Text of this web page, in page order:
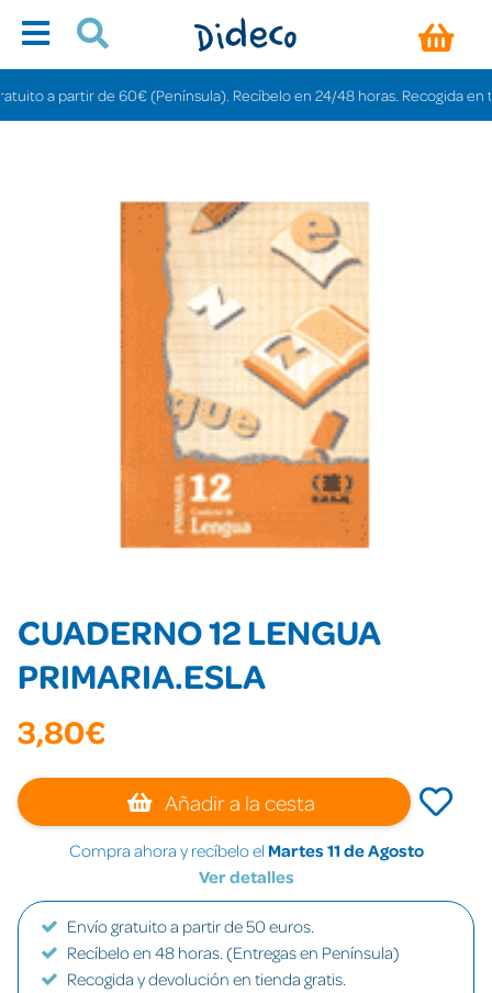
a partir de 60€ (Península). Recíbelo en 24/48 horas. Recogida en
CUADERNO 12 LENGUA
PRIMARIA.ESLA
3,80€
Añadir a la cesta
Compra ahora y recíbelo el Martes 11 de Agosto
Ver detalles
Envío gratuito a partir de 50 euros.
Recíbelo en 48 horas. (Entregas en Península)
Recogida y devolución en tienda gratis.